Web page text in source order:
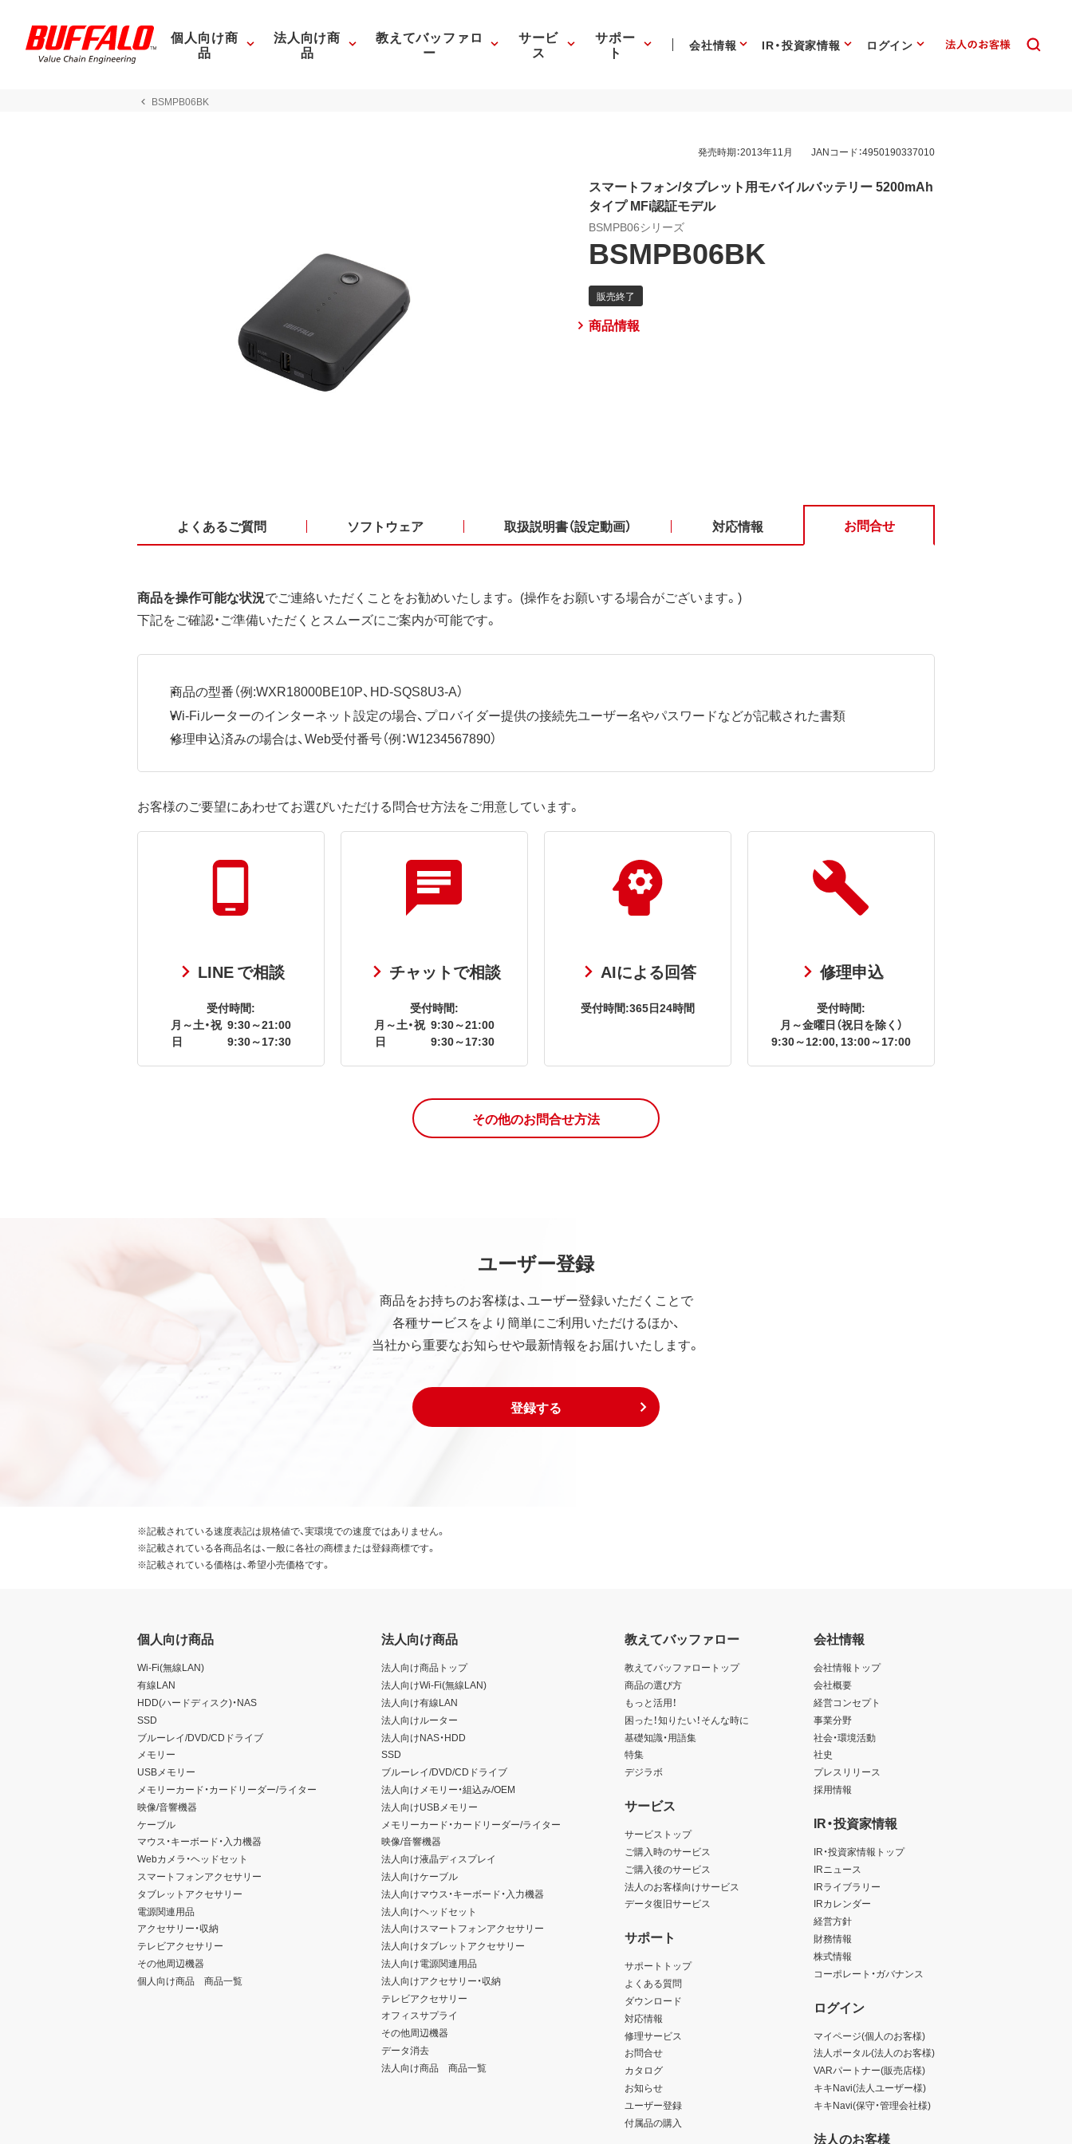
個人向け商
品
法人向け商
品
教えてバッファロ
ー
サービ
ス
サポー
ト 会社情報 IR・投資家情報 ログイン
BSMPB06BK
発売時期：2013年11月 JANコード：4950190337010
スマートフォン/タブレット用モバイルバッテリー 5200mAh
タイプ MFi認証モデル
BSMPB06シリーズ
BSMPB06BK
商品情報
よくあるご質問 ソフトウェア 取扱説明書（設定動画） 対応情報 お問合せ
商品を操作可能な状況でご連絡いただくことをお勧めいたします。 (操作をお願いする場合がございます。)
下記をご確認・ご準備いただくとスムーズにご案内が可能です。
商品の型番（例:WXR18000BE10P、HD-SQS8U3-A）
Wi-Fiルーターのインターネット設定の場合、プロバイダー提供の接続先ユーザー名やパスワードなどが記載された書類
修理申込済みの場合は、Web受付番号（例：W1234567890）
お客様のご要望にあわせてお選びいただける問合せ方法をご用意しています。
LINE で相談
受付時間:
月～土・祝 9:30～21:00
日
9:30～17:30
チャットで相談
受付時間:
月～土・祝 9:30～21:00
日
9:30～17:30
AIによる回答
受付時間:365日24時間
修理申込
受付時間:
月～金曜日（祝日を除く）
9:30～12:00, 13:00～17:00
その他のお問合せ方法
ユーザー登録
商品をお持ちのお客様は、ユーザー登録いただくことで
各種サービスをより簡単にご利用いただけるほか、
当社から重要なお知らせや最新情報をお届けいたします。
登録する
※記載されている速度表記は規格値で、実環境での速度ではありません。
※記載されている各商品名は、一般に各社の商標または登録商標です。
※記載されている価格は、希望小売価格です。
個人向け商品
Wi-Fi(無線LAN)
有線LAN
HDD(ハードディスク)・NAS
SSD
ブルーレイ/DVD/CDドライブ
メモリー
USBメモリー
メモリーカード・カードリーダー/ライター
映像/音響機器
ケーブル
マウス・キーボード・入力機器
Webカメラ・ヘッドセット
スマートフォンアクセサリー
タブレットアクセサリー
電源関連用品
アクセサリー・収納
テレビアクセサリー
その他周辺機器
個人向け商品 商品一覧
法人向け商品
法人向け商品トップ
法人向けWi-Fi(無線LAN)
法人向け有線LAN
法人向けルーター
法人向けNAS・HDD
SSD
ブルーレイ/DVD/CDドライブ
法人向けメモリー・組込み/OEM
法人向けUSBメモリー
メモリーカード・カードリーダー/ライター
映像/音響機器
法人向け液晶ディスプレイ
法人向けケーブル
法人向けマウス・キーボード・入力機器
法人向けヘッドセット
法人向けスマートフォンアクセサリー
法人向けタブレットアクセサリー
法人向け電源関連用品
法人向けアクセサリー・収納
テレビアクセサリー
オフィスサプライ
その他周辺機器
データ消去
法人向け商品 商品一覧
教えてバッファロー
教えてバッファロートップ
商品の選び方
もっと活用！
困った！知りたい！そんな時に
基礎知識・用語集
特集
デジラボ
サービス
サービストップ
ご購入時のサービス
ご購入後のサービス
法人のお客様向けサービス
データ復旧サービス
サポート
サポートトップ
よくある質問
ダウンロード
対応情報
修理サービス
お問合せ
カタログ
お知らせ
ユーザー登録
付属品の購入
会社情報
会社情報トップ
会社概要
経営コンセプト
事業分野
社会・環境活動
社史
プレスリリース
採用情報
IR・投資家情報
IR・投資家情報トップ
IRニュース
IRライブラリー
IRカレンダー
経営方針
財務情報
株式情報
コーポレート・ガバナンス
ログイン
マイページ(個人のお客様)
法人ポータル(法人のお客様)
VARパートナー(販売店様)
キキNavi(法人ユーザー様)
キキNavi(保守・管理会社様)
法人のお客様